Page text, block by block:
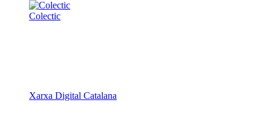
Colectic
Xarxa Digital Catalana